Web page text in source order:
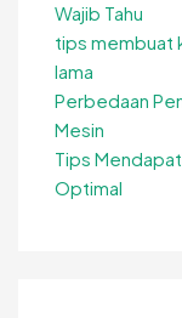
Wajib Tahu
tips membuat
lama
Perbedaan
Mesin
Tips
Optimal